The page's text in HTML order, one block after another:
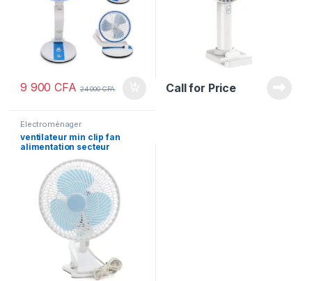
9 900CFA 24 000CFA Call for Price
Electroménager
ventilateur min clip fan
alimentation secteur